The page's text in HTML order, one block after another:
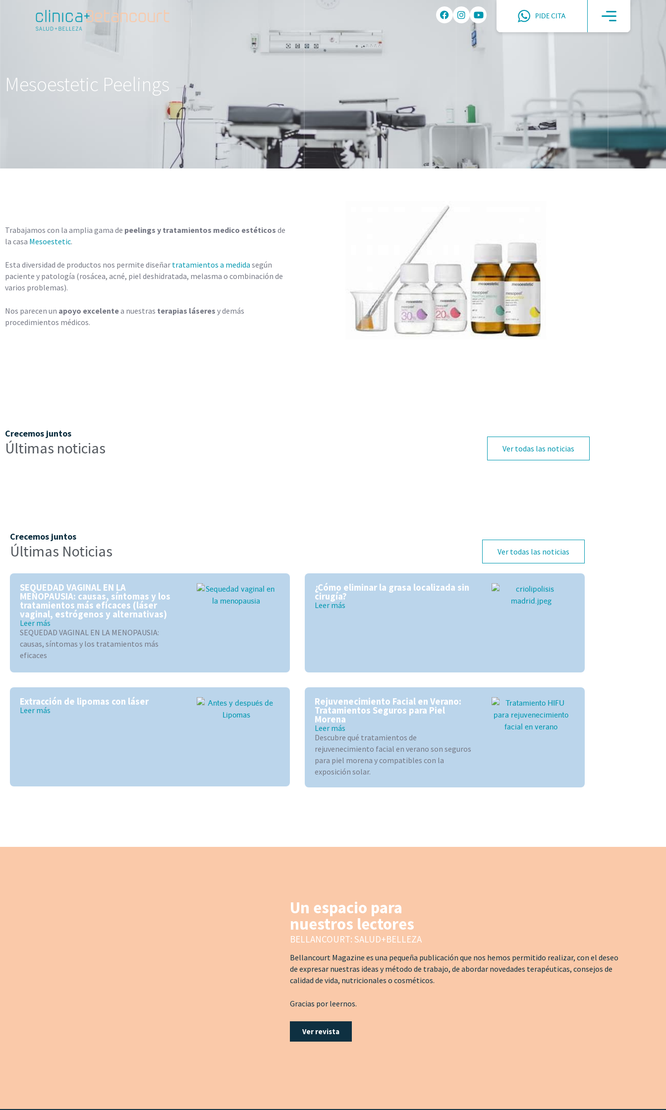
PIDE CITA
Mesoestetic Peelings
Trabajamos con la amplia gama de peelings y tratamientos medico estéticos de
la casa Mesoestetic.
Esta diversidad de productos nos permite diseñar tratamientos a medida según
paciente y patología (rosácea, acné, piel deshidratada, melasma o combinación de
varios problemas).
Nos parecen un apoyo excelentea nuestras terapias láseres y demás
procedimientos médicos.
Crecemos juntos
Últimas noticias Ver todas las noticias
Crecemos juntos
Últimas Noticias Ver todas las noticias
SEQUEDAD VAGINAL EN LA
MENOPAUSIA: causas, síntomas y los
tratamientos más eficaces (láser
vaginal, estrógenos y alternativas)
Leer más
SEQUEDAD VAGINAL EN LA MENOPAUSIA:
causas, síntomas y los tratamientos más
eficaces
¿Cómo eliminar la grasa localizada sin
cirugía?
Leer más
Extracción de lipomas con láser
Leer más
Rejuvenecimiento Facial en Verano:
Tratamientos Seguros para Piel
Morena
Leer más
Descubre qué tratamientos de
rejuvenecimiento facial en verano son seguros
para piel morena y compatibles con la
exposición solar.
Un espacio para
nuestros lectores
BELLANCOURT: SALUD+BELLEZA
Bellancourt Magazine es una pequeña publicación que nos hemos permitido realizar, con el deseo
de expresar nuestras ideas y método de trabajo, de abordar novedades terapéuticas, consejos de
calidad de vida, nutricionales o cosméticos.
Gracias por leernos.
Ver revista